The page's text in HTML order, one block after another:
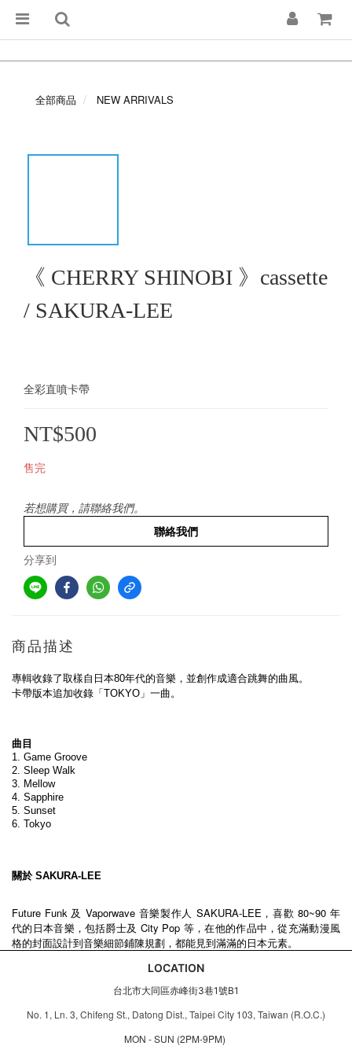
全部商品 NEW ARRIVALS
《 CHERRY SHINOBI 》cassette
/ SAKURA-LEE
全彩直噴卡帶
NT$500
售完
若想購買，請聯絡我們。
聯絡我們
分享到
商品描述
專輯收錄了取樣自日本80年代的音樂，並創作成適合跳舞的曲風。
卡帶版本追加收錄「TOKYO」一曲。
曲目
1. Game Groove
2. Sleep Walk
3. Mellow
4. Sapphire
5. Sunset
6. Tokyo
關於 SAKURA-LEE
Future Funk 及 Vaporwave 音樂製作人 SAKURA-LEE，喜歡 80~90 年
代的日本音樂，包括爵士及 City Pop 等，在他的作品中，從充滿動漫風
格的封面設計到音樂細節鋪陳規劃，都能見到滿滿的日本元素。
LOCATION
台北市大同區赤峰街3巷1號B1
No. 1, Ln. 3, Chifeng St., Datong Dist., Taipei City 103, Taiwan (R.O.C.)
MON - SUN (2PM-9PM)